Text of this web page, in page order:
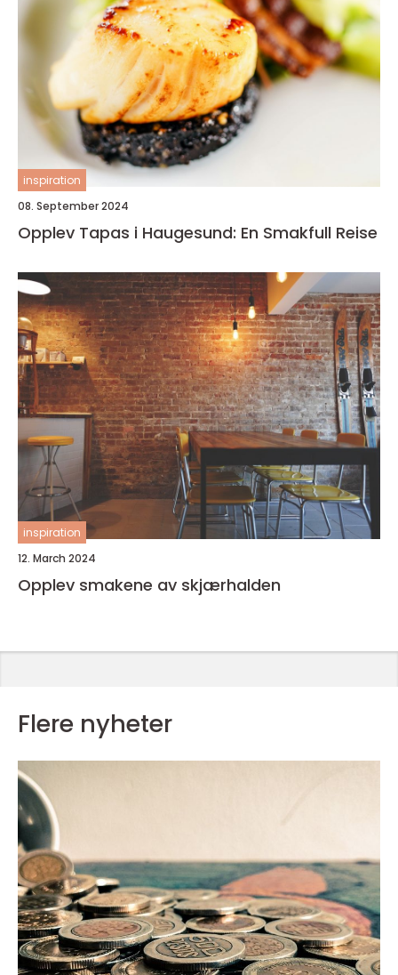
inspiration
08. September 2024
Opplev Tapas i Haugesund: En Smakfull Reise
inspiration
12. March 2024
Opplev smakene av skjærhalden
Flere nyheter